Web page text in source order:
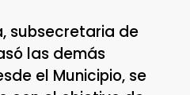
subsecretaria de
las demás
el Municipio, se